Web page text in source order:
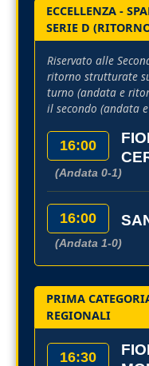
ECCELLENZA -
SERIE D
Riservato alle
ritorno strutturate
turno (andata e
il secondo (andata
16:00
(Andata 0-1)
16:00
(Andata 1-0)
PRIMA
REGIONALI
16:30